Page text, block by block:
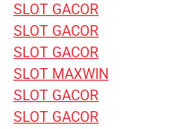
SLOT GACOR
SLOT GACOR
SLOT GACOR
SLOT MAXWIN
SLOT GACOR
SLOT GACOR